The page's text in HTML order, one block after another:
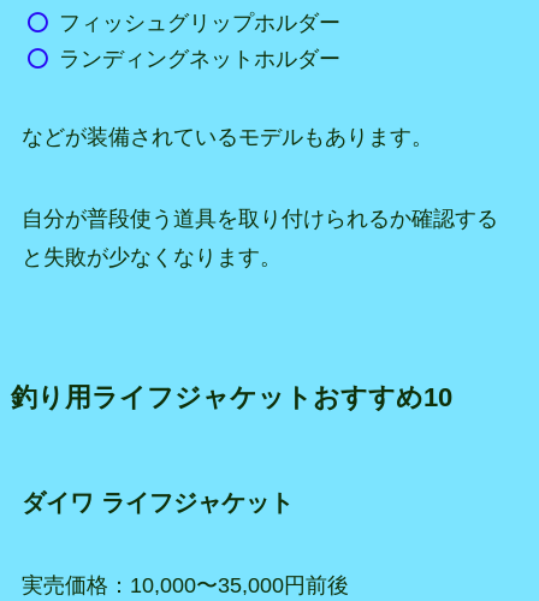
フィッシュグリップホルダー
ランディングネットホルダー
などが装備されているモデルもあります。
自分が普段使う道具を取り付けられるか確認する
と失敗が少なくなります。
釣り用ライフジャケットおすすめ10
ダイワ ライフジャケット
実売価格：10,000〜35,000円前後